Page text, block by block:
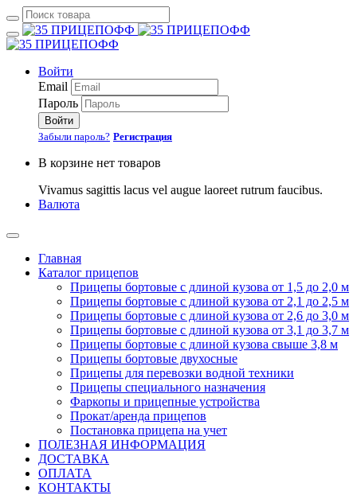
Войти
Email
Пароль
Войти
Забыли пароль? Регистрация
В корзине нет товаров
Vivamus sagittis lacus vel augue laoreet rutrum faucibus.
Валюта
Главная
Каталог прицепов
Прицепы бортовые с длиной кузова от 1,5 до 2,0 м
Прицепы бортовые с длиной кузова от 2,1 до 2,5 м
Прицепы бортовые с длиной кузова от 2,6 до 3,0 м
Прицепы бортовые с длиной кузова от 3,1 до 3,7 м
Прицепы бортовые с длиной кузова свыше 3,8 м
Прицепы бортовые двухосные
Прицепы для перевозки водной техники
Прицепы специального назначения
Фаркопы и прицепные устройства
Прокат/аренда прицепов
Постановка прицепа на учет
ПОЛЕЗНАЯ ИНФОРМАЦИЯ
ДОСТАВКА
ОПЛАТА
КОНТАКТЫ